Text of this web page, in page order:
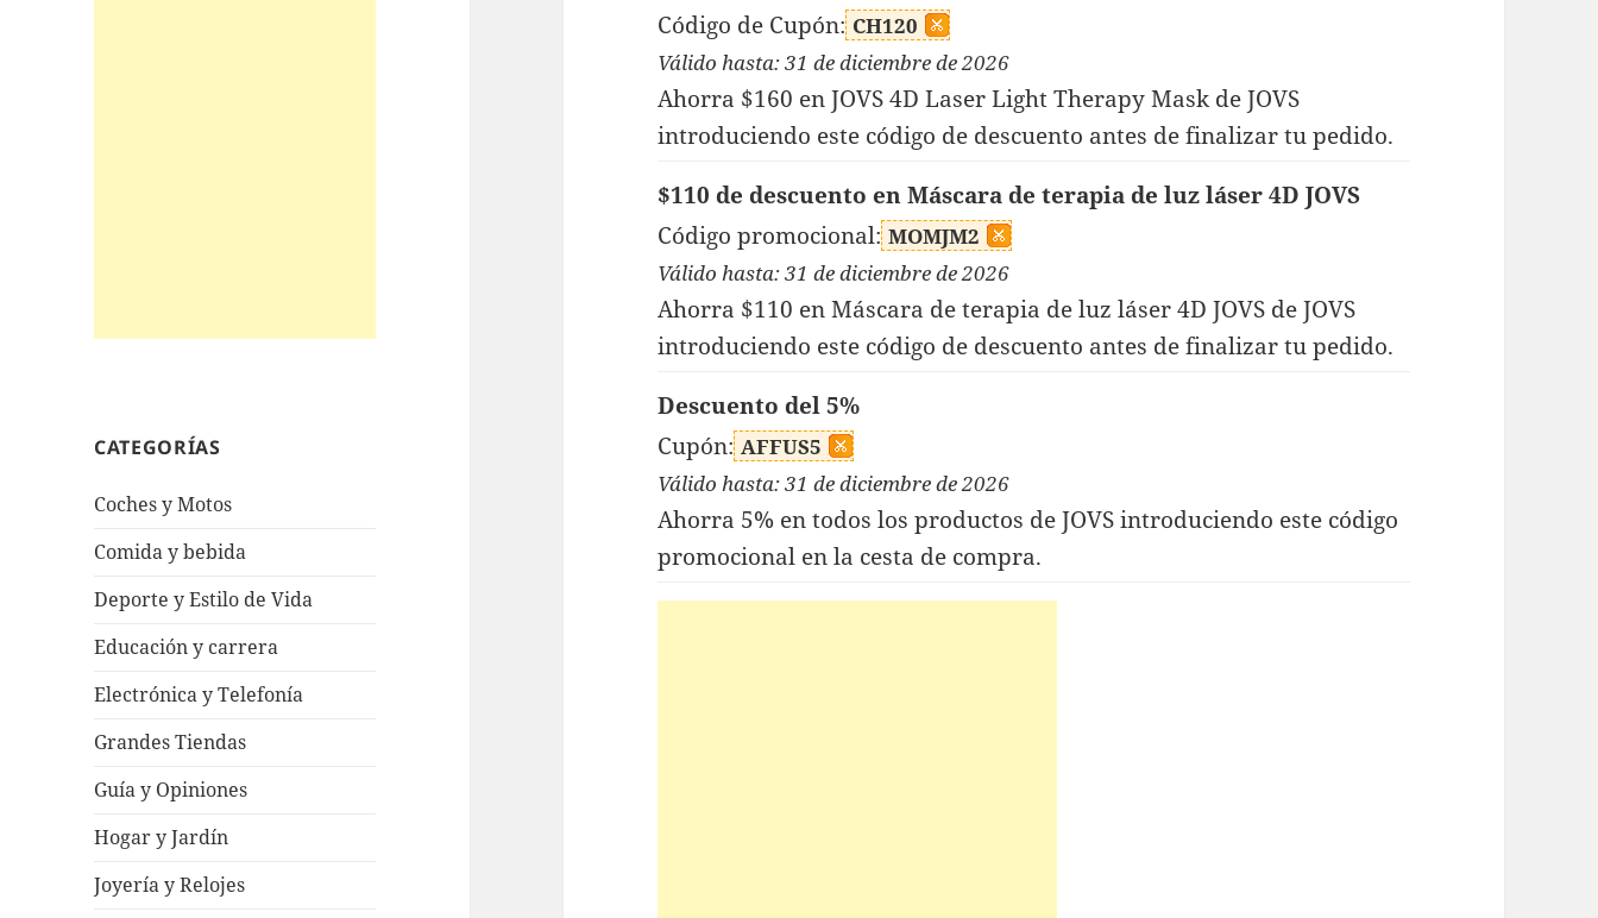
CATEGORÍAS
Coches y Motos
Comida y bebida
Deporte y Estilo de Vida
Educación y carrera
Electrónica y Telefonía
Grandes Tiendas
Guía y Opiniones
Hogar y Jardín
Joyería y Relojes
Código de Cupón: CH120
Válido hasta: 31 de diciembre de 2026
Ahorra $160 en JOVS 4D Laser Light Therapy Mask de JOVS
introduciendo este código de descuento antes de finalizar tu pedido.
$110 de descuento en Máscara de terapia de luz láser 4D JOVS
Código promocional: MOMJM2
Válido hasta: 31 de diciembre de 2026
Ahorra $110 en Máscara de terapia de luz láser 4D JOVS de JOVS
introduciendo este código de descuento antes de finalizar tu pedido.
Descuento del 5%
Cupón: AFFUS5
Válido hasta: 31 de diciembre de 2026
Ahorra 5% en todos los productos de JOVS introduciendo este código
promocional en la cesta de compra.